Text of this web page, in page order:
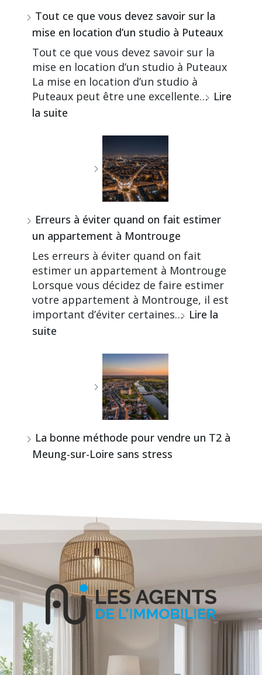
Tout ce que vous devez savoir sur la
mise en location d’un studio à Puteaux
Tout ce que vous devez savoir sur la
mise en location d’un studio à Puteaux
La mise en location d’un studio à
Puteaux peut être une excellente… Lire
la suite
Erreurs à éviter quand on fait estimer
un appartement à Montrouge
Les erreurs à éviter quand on fait
estimer un appartement à Montrouge
Lorsque vous décidez de faire estimer
votre appartement à Montrouge, il est
important d’éviter certaines… Lire la
suite
La bonne méthode pour vendre un T2 à
Meung-sur-Loire sans stress